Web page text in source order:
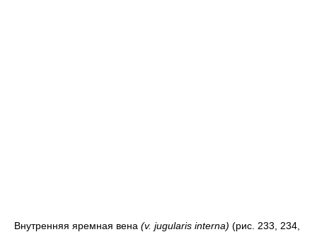
Внутренняя яремная вена (v. jugularis interna) (рис. 233, 234,